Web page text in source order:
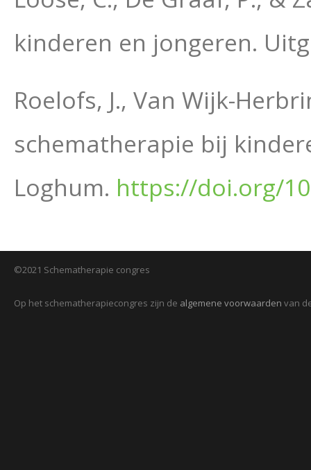
kinderen en jongeren.
Roelofs, J., Van Wijk-
schematherapie bij
Loghum. https://doi.org/
©2021 Schematherapie congres
Op het schematherapiecongres zijn de algemene voorwaarden van